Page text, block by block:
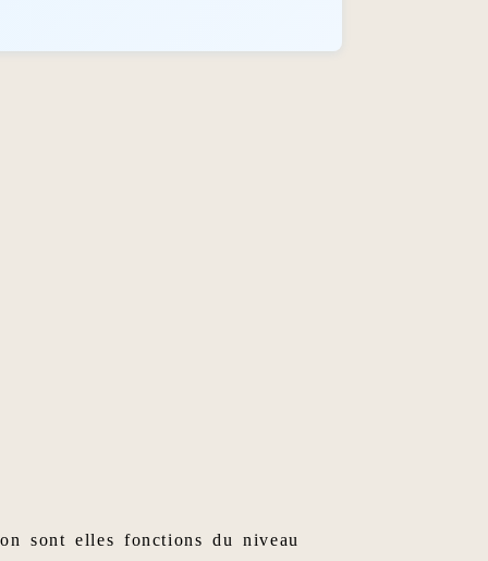
sont elles fonctions du niveau